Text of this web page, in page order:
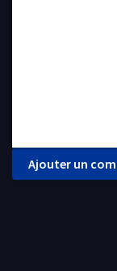
Ajouter un